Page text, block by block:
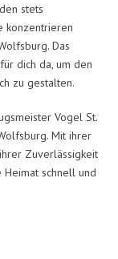
stets
konzentrieren
Das
dich da, um den
zu gestalten.
Vogel St.
Mit ihrer
Zuverlässigkeit
schnell und